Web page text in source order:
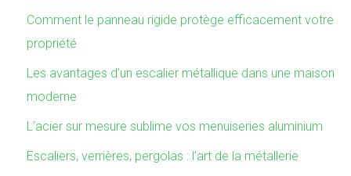
Comment le panneau rigide protège efficacement votre
propriété
Les avantages d’un escalier métallique dans une maison
moderne
L’acier sur mesure sublime vos menuiseries aluminium
Escaliers, verrières, pergolas : l’art de la métallerie